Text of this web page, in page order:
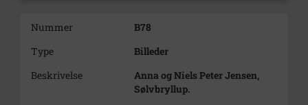
Nummer
B78
Type
Billeder
Beskrivelse
Anna og Niels Peter Jensen,
Sølvbryllup.